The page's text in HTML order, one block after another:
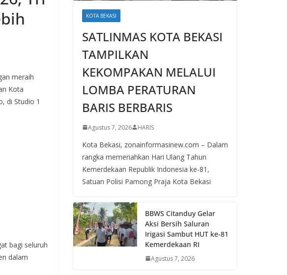
meraih
Kota
di Studio 1
bagi seluruh
dalam
KOTA BEKASI
SATLINMAS KOTA BEKASI
TAMPILKAN
KEKOMPAKAN MELALUI
LOMBA PERATURAN
BARIS BERBARIS
Agustus 7, 2026 HARIS
Kota Bekasi, zonainformasinew.com – Dalam
rangka memeriahkan Hari Ulang Tahun
Kemerdekaan Republik Indonesia ke-81,
Satuan Polisi Pamong Praja Kota Bekasi
BBWS Citanduy Gelar
Aksi Bersih Saluran
Irigasi Sambut HUT ke-81
Kemerdekaan RI
Agustus 7, 2026